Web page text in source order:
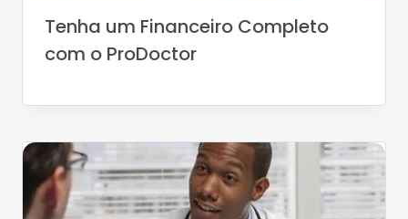
Tenha um Financeiro Completo
com o ProDoctor